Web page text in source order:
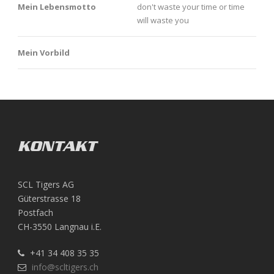
Mein Lebensmotto
don't waste your time or time
will waste you
Mein Vorbild
KONTAKT
SCL Tigers AG
Güterstrasse 18
Postfach
CH-3550 Langnau i.E.
+41 34 408 35 35
info@scltigers.ch